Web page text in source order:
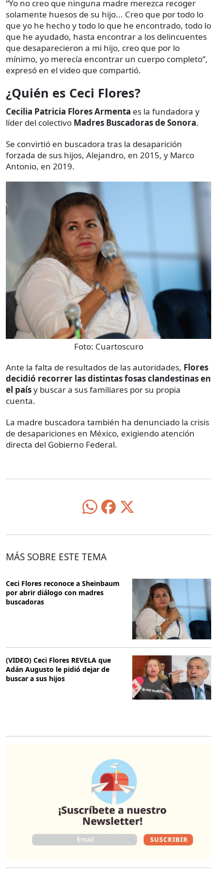
“Yo no creo que ninguna madre merezca recoger
solamente huesos de su hijo... Creo que por todo lo
que yo he hecho y todo lo que he encontrado, todo lo
que he ayudado, hasta encontrar a los delincuentes
que desaparecieron a mi hijo, creo que por lo
mínimo, yo merecía encontrar un cuerpo completo”,
expresó en el video que compartió.
¿Quién es Ceci Flores?
Cecilia Patricia Flores Armenta es la fundadora y
líder del colectivo Madres Buscadoras de Sonora.
Se convirtió en buscadora tras la desaparición
forzada de sus hijos, Alejandro, en 2015, y Marco
Antonio, en 2019.
Foto: Cuartoscuro
Ante la falta de resultados de las autoridades, Flores
decidió recorrer las distintas fosas clandestinas en
el paísy buscar a sus familiares por su propia
cuenta.
La madre buscadora también ha denunciado la crisis
de desapariciones en México, exigiendo atención
directa del Gobierno Federal.
MÁS SOBRE ESTE TEMA
Ceci Flores reconoce a Sheinbaum
por abrir diálogo con madres
buscadoras
(VIDEO) Ceci Flores REVELA que
Adán Augusto le pidió dejar de
buscar a sus hijos